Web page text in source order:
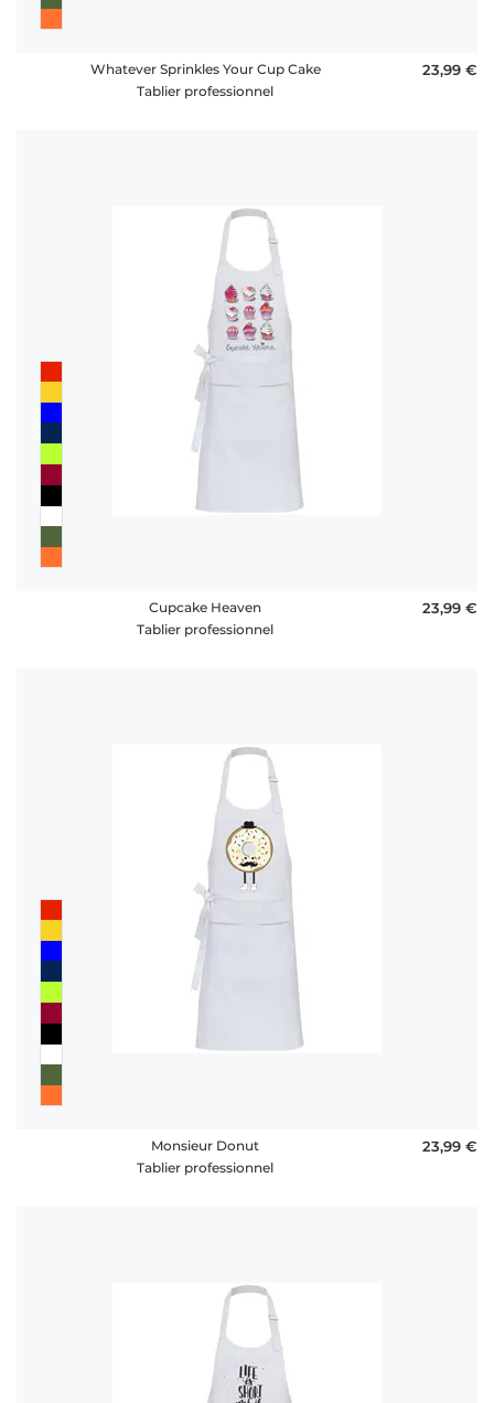
Whatever Sprinkles Your Cup Cake
Tablier professionnel
23,99 €
Cupcake Heaven
Tablier professionnel
23,99 €
Monsieur Donut
Tablier professionnel
23,99 €